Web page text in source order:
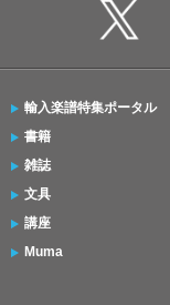
輸入楽譜特集ポータル
書籍
雑誌
文具
講座
Muma